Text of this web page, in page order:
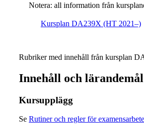
Notera: all information från
Kursplan DA239X (HT 2021–)
Rubriker med innehåll från kursplan
Innehåll och lärandemål
Kursupplägg
Se Rutiner och regler för